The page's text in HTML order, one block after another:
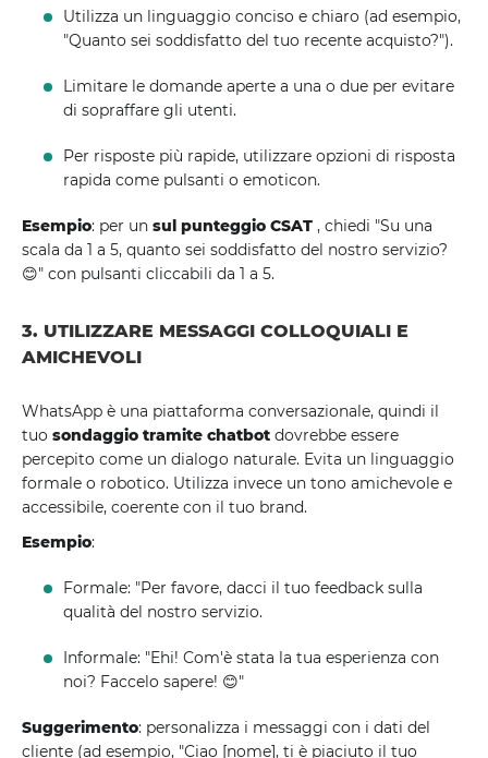
Utilizza un linguaggio conciso e chiaro (ad esempio,
"Quanto sei soddisfatto del tuo recente acquisto?").
Limitare le domande aperte a una o due per evitare
di sopraffare gli utenti.
Per risposte più rapide, utilizzare opzioni di risposta
rapida come pulsanti o emoticon.
Esempio: per un sul punteggio CSAT , chiedi "Su una
scala da 1 a 5, quanto sei soddisfatto del nostro servizio?
😊" con pulsanti cliccabili da 1 a 5.
3. UTILIZZARE MESSAGGI COLLOQUIALI E
AMICHEVOLI
WhatsApp è una piattaforma conversazionale, quindi il
tuo sondaggio tramite chatbot dovrebbe essere
percepito come un dialogo naturale. Evita un linguaggio
formale o robotico. Utilizza invece un tono amichevole e
accessibile, coerente con il tuo brand.
Esempio:
Formale: "Per favore, dacci il tuo feedback sulla
qualità del nostro servizio.
Informale: "Ehi! Com'è stata la tua esperienza con
noi? Faccelo sapere! 😊"
Suggerimento: personalizza i messaggi con i dati del
cliente (ad esempio, "Ciao [nome], ti è piaciuto il tuo